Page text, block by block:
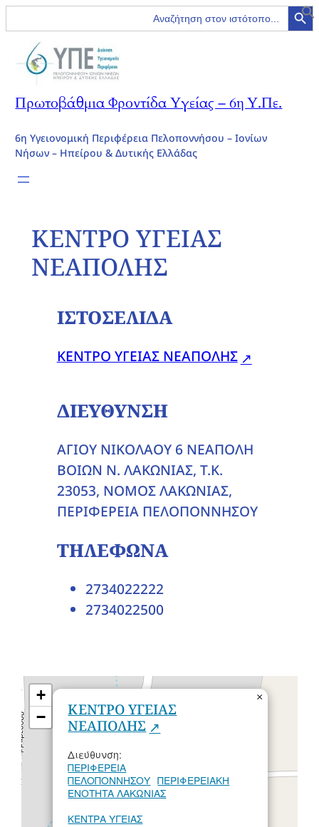
Search Search Button
Πρωτοβάθμια Φροντίδα Υγείας – 6η Υ.Πε.
6η Υγειονομική Περιφέρεια Πελοποννήσου – Ιονίων
Νήσων – Ηπείρου & Δυτικής Ελλάδας
ΚΕΝΤΡΟ ΥΓΕΙΑΣ
ΝΕΑΠΟΛΗΣ
ΙΣΤΟΣΕΛΙΔΑ
ΚΕΝΤΡΟ ΥΓΕΙΑΣ ΝΕΑΠΟΛΗΣ
ΔΙΕΥΘΥΝΣΗ
ΑΓΙΟΥ ΝΙΚΟΛΑΟΥ 6 ΝΕΑΠΟΛΗ
ΒΟΙΩΝ Ν. ΛΑΚΩΝΙΑΣ, T.K.
23053, ΝΟΜΟΣ ΛΑΚΩΝΙΑΣ,
ΠΕΡΙΦΕΡΕΙΑ ΠΕΛΟΠΟΝΝΗΣΟΥ
ΤΗΛΕΦΩΝΑ
2734022222
2734022500
ΚΕΝΤΡΟ ΥΓΕΙΑΣ
ΝΕΑΠΟΛΗΣ
Διεύθυνση:
ΠΕΡΙΦΕΡΕΙΑ
ΠΕΛΟΠΟΝΝΗΣΟΥ ΠΕΡΙΦΕΡΕΙΑΚΗ
ΕΝΟΤΗΤΑ ΛΑΚΩΝΙΑΣ
ΚΕΝΤΡΑ ΥΓΕΙΑΣ
×
+
−